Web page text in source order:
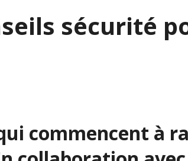
sécurité
commencent à